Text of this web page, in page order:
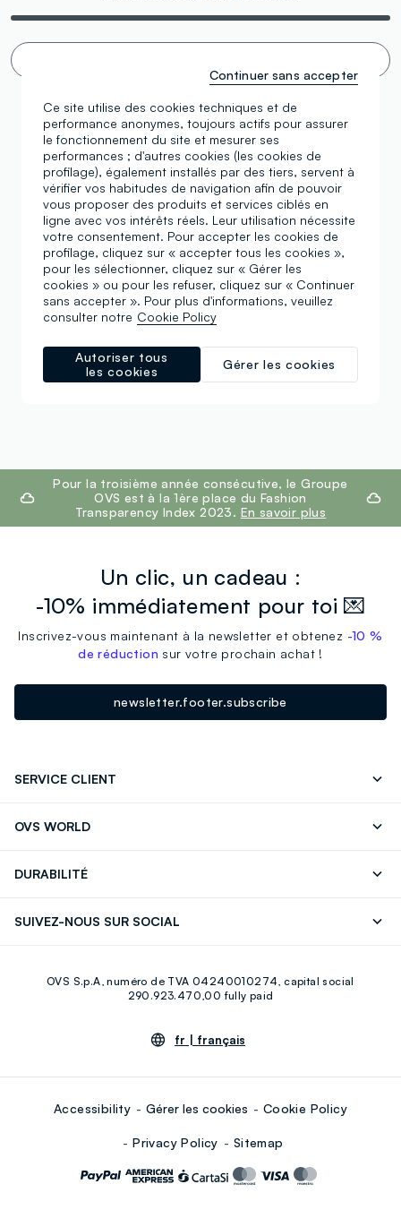
footer.ariatitlePour la troisième année consécutive, le Groupe
OVS est à la 1ère place du Fashion
Transparency Index 2023. En savoir plus
Un clic, un cadeau :
-10% immédiatement pour toi 💌
Inscrivez-vous maintenant à la newsletter et obtenez -10 %
de réduction sur votre prochain achat !
newsletter.footer.subscribe
SERVICE CLIENT
OVS WORLD
DURABILITÉ
SUIVEZ-NOUS SUR SOCIAL
Youtube Linkedin
OVS S.p.A, numéro de TVA 04240010274, capital social
290.923.470,00 fully paid
fr | français
Accessibility Gérer les cookies Cookie Policy
Privacy Policy Sitemap
Ce site utilise des cookies techniques et de
performance anonymes, toujours actifs pour assurer
le fonctionnement du site et mesurer ses
performances ; d'autres cookies (les cookies de
profilage), également installés par des tiers, servent à
vérifier vos habitudes de navigation afin de pouvoir
vous proposer des produits et services ciblés en
ligne avec vos intérêts réels. Leur utilisation nécessite
votre consentement. Pour accepter les cookies de
profilage, cliquez sur « accepter tous les cookies »,
pour les sélectionner, cliquez sur « Gérer les
cookies » ou pour les refuser, cliquez sur « Continuer
sans accepter ». Pour plus d'informations, veuillez
consulter notre Cookie Policy
Gérer les cookies
Autoriser tous
les cookies
Continuer sans accepter